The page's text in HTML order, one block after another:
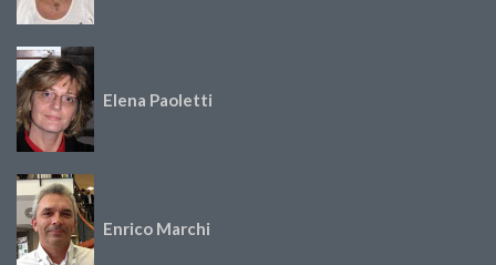
Elena Paoletti
Enrico Marchi